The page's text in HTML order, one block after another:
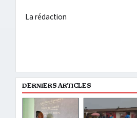
La rédaction
DERNIERS ARTICLES